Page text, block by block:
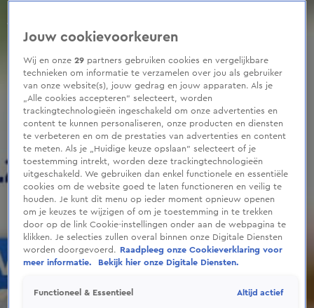
of
seconds
Jouw cookievoorkeuren
Wij en onze29 partners gebruiken cookies en vergelijkbare
technieken om informatie te verzamelen over jou als gebruiker
van onze website(s), jouw gedrag en jouw apparaten. Als je
„Alle cookies accepteren” selecteert, worden
trackingtechnologieën ingeschakeld om onze advertenties en
content te kunnen personaliseren, onze producten en diensten
te verbeteren en om de prestaties van advertenties en content
te meten. Als je „Huidige keuze opslaan” selecteert of je
toestemming intrekt, worden deze trackingtechnologieën
uitgeschakeld. We gebruiken dan enkel functionele en essentiële
cookies om de website goed te laten functioneren en veilig te
houden. Je kunt dit menu op ieder moment opnieuw openen
om je keuzes te wijzigen of om je toestemming in te trekken
door op de link Cookie-instellingen onder aan de webpagina te
klikken. Je selecties zullen overal binnen onze Digitale Diensten
worden doorgevoerd.
Raadpleeg onze Cookieverklaring voor
meer informatie.
Bekijk hier onze Digitale Diensten.
Functioneel & Essentieel Altijd actief